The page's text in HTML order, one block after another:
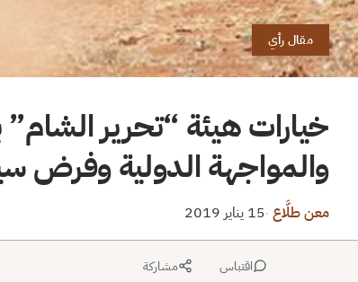
مقال رأي
خيارات هيئة “تحرير
والمواجهة الدولية وفرض
معن طلَّاع ·15 يناير 2019
اقتباس مشاركة